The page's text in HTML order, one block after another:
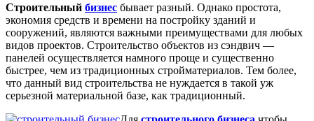
Строительный бизнес бывает разный. Однако простота,
экономия средств и времени на постройку зданий и
сооружений, являются важными преимуществами для любых
видов проектов. Строительство объектов из сэндвич —
панелей осуществляется намного проще и существенно
быстрее, чем из традиционных стройматериалов. Тем более,
что данный вид строительства не нуждается в такой уж
серьезной материальной базе, как традиционный.